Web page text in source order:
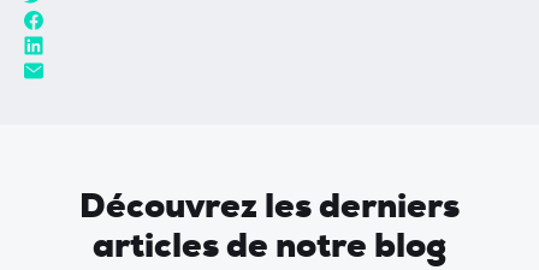
Découvrez les derniers
articles de notre blog